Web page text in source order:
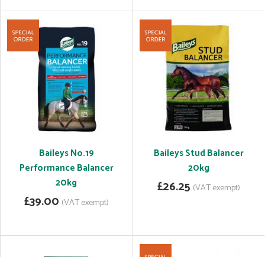
Baileys No.19
Performance Balancer
20kg
£39.00 (VAT exempt)
Baileys Stud Balancer
20kg
£26.25 (VAT exempt)